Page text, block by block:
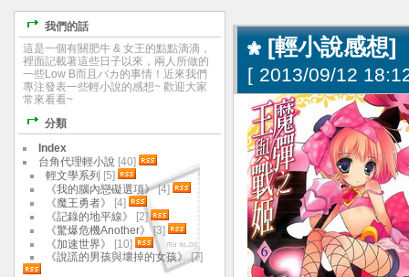
[輕小說感想]
[ 2013/09/12
我們的話
這是一個有關肥牛 & 女王的點點滴滴，
裡面記載著這些日子以來，兩人所做的
一些Low B而且バカ的事情！近來我們
專注發表一些輕小說的感想~ 歡迎大家
常來看看~
分類
Index
台角代理輕小說 [40]
輕文學系列 [5]
《我的腦內戀礙選項》[4]
《魔王勇者》
[4]
《記錄的地平線》
[2]
《驚爆危機Another》[3]
《加速世界》
[10]
《說謊的男孩與壞掉的女孩》[7]